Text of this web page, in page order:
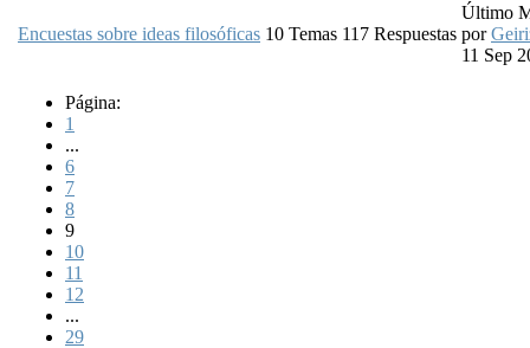
Encuestas sobre ideas filosóficas 10 Temas 117 Respuestas
Último
por
11 Sep
Página:
1
...
6
7
8
9
10
11
12
...
29